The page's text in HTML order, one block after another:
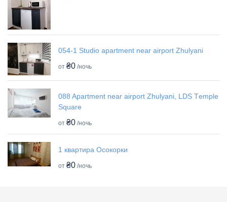
054-1 Studio apartment near airport Zhulyani
от ₴0 /ночь
088 Apartment near airport Zhulyani, LDS Tеmple
Square
от ₴0 /ночь
1 квартира Осокорки
от ₴0 /ночь